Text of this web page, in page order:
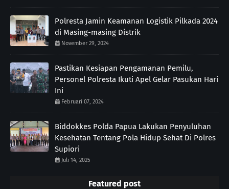
Polresta Jamin Keamanan Logistik Pilkada 2024
di Masing-masing Distrik
November 29, 2024
Pastikan Kesiapan Pengamanan Pemilu,
Personel Polresta Ikuti Apel Gelar Pasukan Hari
Ini
Februari 07, 2024
Biddokkes Polda Papua Lakukan Penyuluhan
Kesehatan Tentang Pola Hidup Sehat Di Polres
Supiori
Juli 14, 2025
Featured post